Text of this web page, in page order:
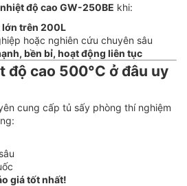
độ cao GW-250BE khi:
lớn trên 200L
hoặc nghiên cứu chuyên sâu
bền bỉ, hoạt động liên tục
độ cao 500°C ở đâu uy
cung cấp tủ sấy phòng thí nghiệm
giá tốt nhất!